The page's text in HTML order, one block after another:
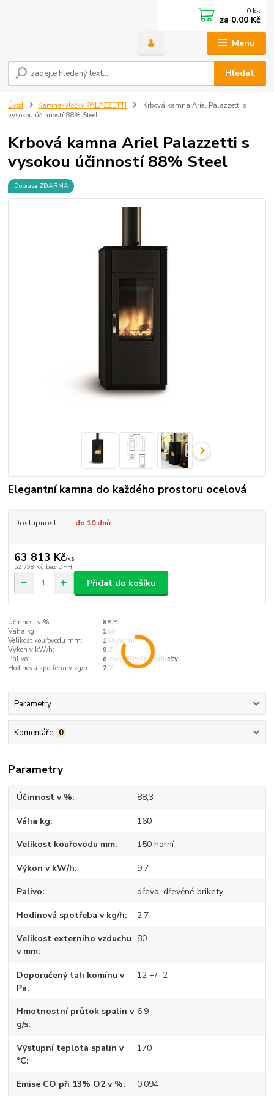
Menu
Hledat
0 ks
za 0,00 Kč
Úvod Kamna-vložky PALAZZETTI
Krbová kamna Ariel Palazzetti s
vysokou účinností 88% Steel
Krbová kamna Ariel Palazzetti s
vysokou účinností 88% Steel
Doprava ZDARMA
Elegantní kamna do každého prostoru ocelová
Dostupnost do 10 dnů
63 813 Kč/ks
52 738 Kč bez DPH
Přidat do košíku
Účinnost v %:
88,3
Váha kg:
160
Velikost kouřovodu mm:
150 horní
Výkon v kW/h:
9,7
Palivo:
dřevo, dřevěné brikety
Hodinová spotřeba v kg/h:
2,7
Parametry
Komentáře 0
Parametry
Účinnost v % 88,3
Váha kg 160
Velikost kouřovodu mm 150 horní
Výkon v kW/h 9,7
Palivo dřevo, dřevěné brikety
Hodinová spotřeba v kg/h 2,7
Velikost externího vzduchu
v mm
80
Doporučený tah komínu v
Pa
12 +/- 2
Hmotnostní průtok spalin v
g/s
6,9
Výstupní teplota spalin v
°C
170
Emise CO při 13% O2 v % 0,094